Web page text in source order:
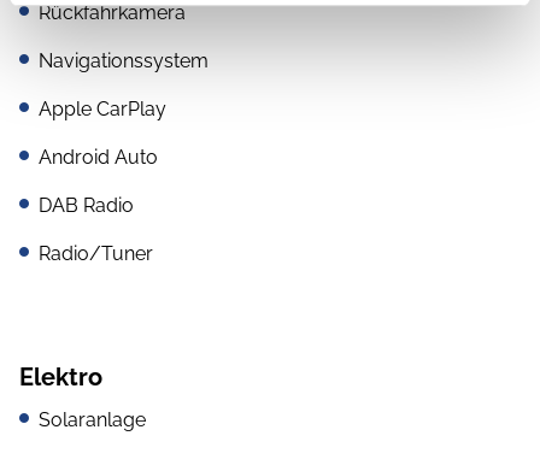
Rückfahrkamera
Navigationssystem
Apple CarPlay
Android Auto
DAB Radio
Radio/Tuner
Elektro
Solaranlage